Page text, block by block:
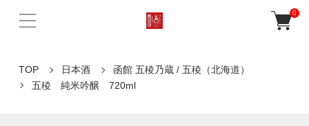
0
TOP 日本酒
函館 五稜乃蔵 / 五稜（北海道）
五稜 純米吟醸 720ml